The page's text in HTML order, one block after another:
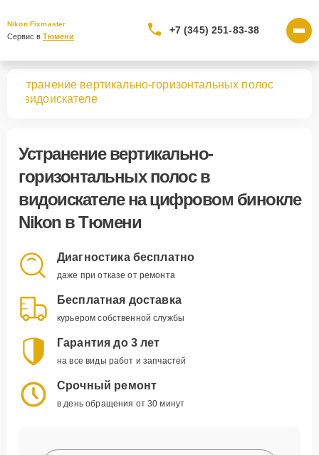
Nikon Fixmaster
Сервис в Тюмени
+7 (345) 251-83-38
Устранение вертикально-горизонтальных полос
в видоискателе
Устранение вертикально-
горизонтальных полос в
видоискателена цифровом бинокле
Nikon в Тюмени
Диагностика бесплатно
даже при отказе от ремонта
Бесплатная доставка
курьером собственной службы
Гарантия до 3 лет
на все виды работ и запчастей
Срочный ремонт
в день обращения от 30 минут